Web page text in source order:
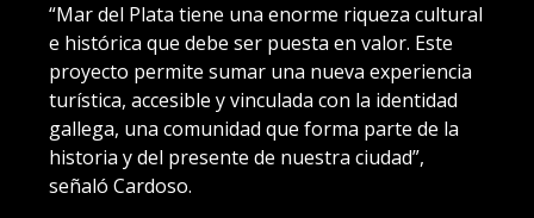
“Mar del Plata tiene una enorme riqueza cultural
e histórica que debe ser puesta en valor. Este
proyecto permite sumar una nueva experiencia
turística, accesible y vinculada con la identidad
gallega, una comunidad que forma parte de la
historia y del presente de nuestra ciudad”,
señaló Cardoso.